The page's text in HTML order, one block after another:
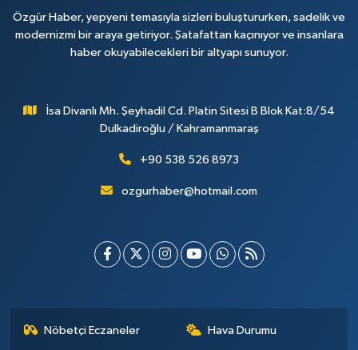
Özgür Haber, yepyeni temasıyla sizleri buluştururken, sadelik ve
modernizmi bir araya getiriyor. Şatafattan kaçınıyor ve insanlara
haber okuyabilecekleri bir altyapı sunuyor.
İsa Divanlı Mh. Şeyhadil Cd. Platin Sitesi B Blok Kat:8/54
Dulkadiroğlu / Kahramanmaraş
+90 538 526 8973
ozgurhaber@hotmail.com
Nöbetçi Eczaneler Hava Durumu